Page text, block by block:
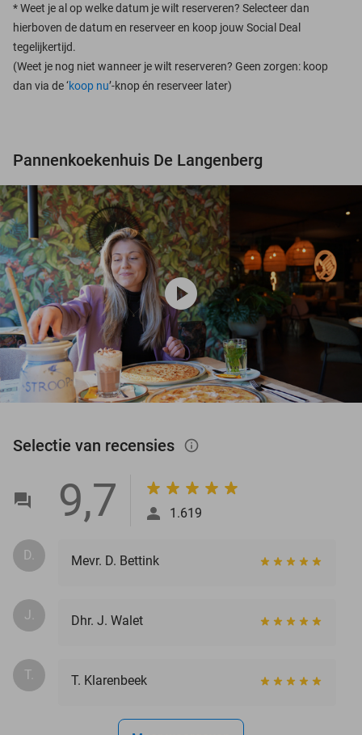
*Weet je al op welke datum je wilt reserveren? Selecteer dan
hierboven de datum en reserveer en koop jouw Social Deal
tegelijkertijd.
(Weet je nog niet wanneer je wilt reserveren? Geen zorgen: koop
dan via de ‘koop nu’-knop én reserveer later)
Pannenkoekenhuis De Langenberg
play_circle
Selectie van recensies info_outlined
9,7 1.619
D. Mevr. D. Bettink
J. Dhr. J. Walet
T. T. Klarenbeek